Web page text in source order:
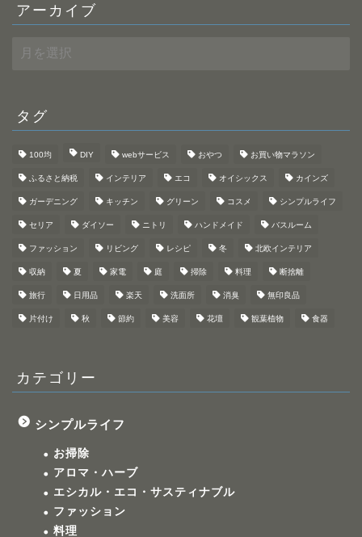
アーカイブ
ー
ブ
タグ
100均 DIY webサービス おやつ お買い物マラソン
ふるさと納税 インテリア エコ オイシックス カインズ
ガーデニング キッチン グリーン コスメ シンプルライフ
セリア ダイソー ニトリ ハンドメイド バスルーム
ファッション リビング レシピ 冬 北欧インテリア
収納 夏 家電 庭 掃除 料理 断捨離
旅行 日用品 楽天 洗面所 消臭 無印良品
片付け 秋 節約 美容 花壇 観葉植物 食器
カテゴリー
シンプルライフ
お掃除
アロマ・ハーブ
エシカル・エコ・サスティナブル
ファッション
料理